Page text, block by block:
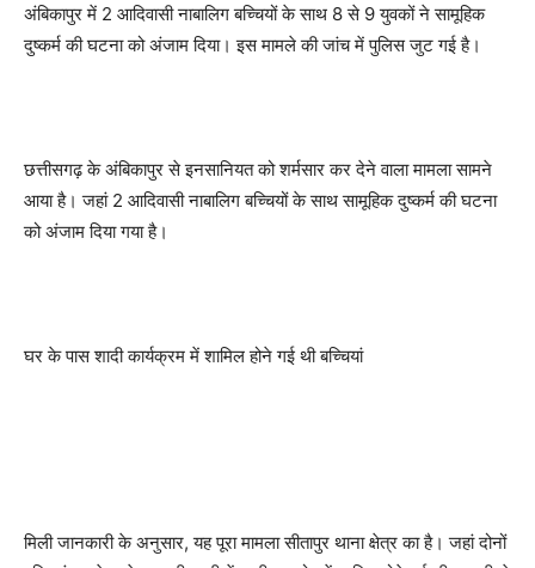
अंबिकापुर में 2 आदिवासी नाबालिग बच्चियों के साथ 8 से 9 युवकों ने सामूहिक
दुष्कर्म की घटना को अंजाम दिया। इस मामले की जांच में पुलिस जुट गई है।
छत्तीसगढ़ के अंबिकापुर से इनसानियत को शर्मसार कर देने वाला मामला सामने
आया है। जहां 2 आदिवासी नाबालिग बच्चियों के साथ सामूहिक दुष्कर्म की घटना
को अंजाम दिया गया है।
घर के पास शादी कार्यक्रम में शामिल होने गई थी बच्चियां
मिली जानकारी के अनुसार, यह पूरा मामला सीतापुर थाना क्षेत्र का है। जहां दोनों